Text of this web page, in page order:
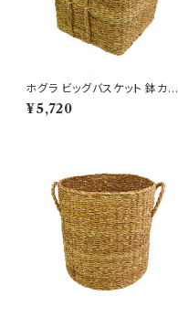
ホグラ ビッグバスケット 鉢カバ
ー 四角 LL 12号鉢対応
¥5,720